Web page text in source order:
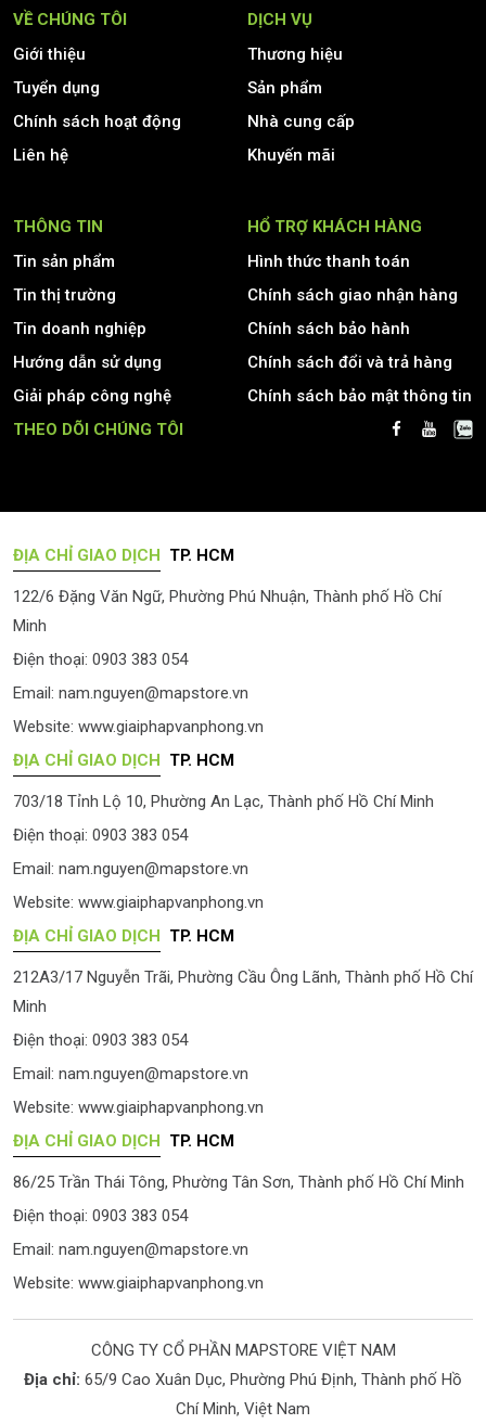
VỀ CHÚNG TÔI
Giới thiệu
Tuyển dụng
Chính sách hoạt động
Liên hệ
DỊCH VỤ
Thương hiệu
Sản phẩm
Nhà cung cấp
Khuyến mãi
THÔNG TIN
Tin sản phẩm
Tin thị trường
Tin doanh nghiệp
Hướng dẫn sử dụng
Giải pháp công nghệ
HỔ TRỢ KHÁCH HÀNG
Hình thức thanh toán
Chính sách giao nhận hàng
Chính sách bảo hành
Chính sách đổi và trả hàng
Chính sách bảo mật thông tin
THEO DÕI CHÚNG TÔI
ĐỊA CHỈ GIAO DỊCH TP. HCM
122/6 Đặng Văn Ngữ, Phường Phú Nhuận, Thành phố Hồ Chí
Minh
Điện thoại: 0903 383 054
Email: nam.nguyen@mapstore.vn
Website: www.giaiphapvanphong.vn
ĐỊA CHỈ GIAO DỊCH
TP. HCM
703/18 Tỉnh Lộ 10, Phường An Lạc, Thành phố Hồ Chí Minh
Điện thoại: 0903 383 054
Email: nam.nguyen@mapstore.vn
Website: www.giaiphapvanphong.vn
ĐỊA CHỈ GIAO DỊCH
TP. HCM
212A3/17 Nguyễn Trãi, Phường Cầu Ông Lãnh, Thành phố Hồ Chí
Minh
Điện thoại: 0903 383 054
Email: nam.nguyen@mapstore.vn
Website: www.giaiphapvanphong.vn
ĐỊA CHỈ GIAO DỊCH
TP. HCM
86/25 Trần Thái Tông, Phường Tân Sơn, Thành phố Hồ Chí Minh
Điện thoại: 0903 383 054
Email: nam.nguyen@mapstore.vn
Website: www.giaiphapvanphong.vn
CÔNG TY CỔ PHẦN MAPSTORE VIỆT NAM
Địa chỉ: 65/9 Cao Xuân Dục, Phường Phú Định, Thành phố Hồ
Chí Minh, Việt Nam